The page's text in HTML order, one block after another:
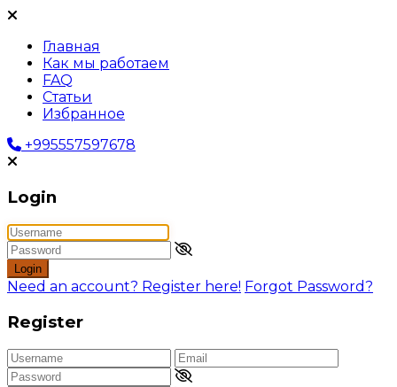
Главная
Как мы работаем
FAQ
Статьи
Избранное
+995557597678
Login
Login
Need an account? Register here! Forgot Password?
Register